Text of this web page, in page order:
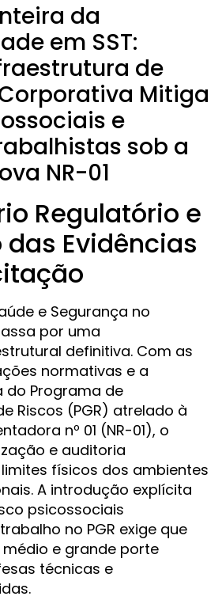
da
em SST:
de
Mitiga
e
sob a
NR-01
Regulatório e
das Evidências
e Segurança no
por uma
definitiva. Com as
normativas e a
do Programa de
Riscos (PGR) atrelado à
nº 01 (NR-01), o
e auditoria
físicos dos ambientes
A introdução explícita
psicossociais
no PGR exige que
e grande porte
técnicas e